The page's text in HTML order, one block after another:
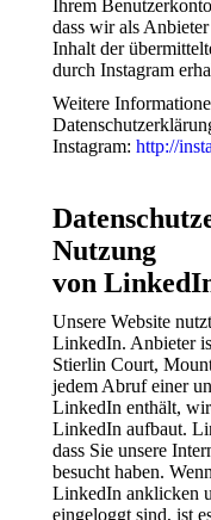
Ihrem
dass wir als
Inhalt der
durch Instagram
Weitere
Instagram: http://
Nutzung
von
Unsere Website
LinkedIn. Anbieter
Stierlin Court,
jedem Abruf einer
LinkedIn enthält,
LinkedIn aufbaut.
dass Sie unsere
besucht haben.
LinkedIn anklicken
eingeloggt sind, ist